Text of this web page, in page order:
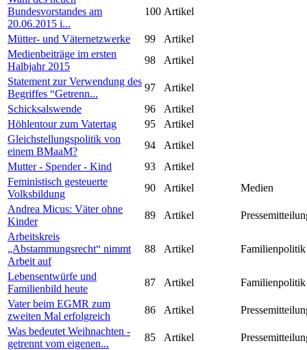
Bundesvorstandes am
20.06.2015 i...
100 Artikel
Mütter- und Väternetzwerke 99
Artikel
Medienbeiträge im ersten
Halbjahr 2015
98
Artikel
Statement zur Verwendung des
Begriffes “Getrenn...
97
Artikel
Schicksalswende
96
Artikel
Höhlentour zum Vatertag
95
Artikel
Gleichstellungspolitik von
einem BMaaM?
94
Artikel
Mutter - Spender - Kind
93
Artikel
Feministisch gesteuerte
Volksbildung
90 Artikel
Medien
Andrea Micus: Väter ohne
Kinder
89 Artikel
Arbeitskreis
„Abstammungsrecht“ nimmt
Arbeit auf
88 Artikel Familienpolitik
Lebensentwürfe und
Familienbild heute
87 Artikel
Familienpolitik
Vater beim EGMR zum
zweiten Mal erfolgreich
86 Artikel
Was bedeutet Weihnachten -
getrennt vom eigenen...
85 Artikel